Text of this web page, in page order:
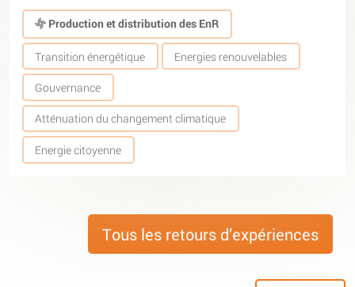
Production et distribution des EnR
Transition énergétique Energies renouvelables
Gouvernance
Atténuation du changement climatique
Energie citoyenne
Tous les retours d’expériences